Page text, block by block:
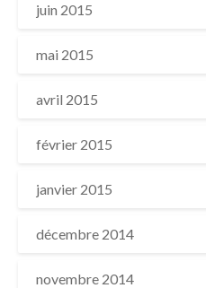
juin 2015
mai 2015
avril 2015
février 2015
janvier 2015
décembre 2014
novembre 2014